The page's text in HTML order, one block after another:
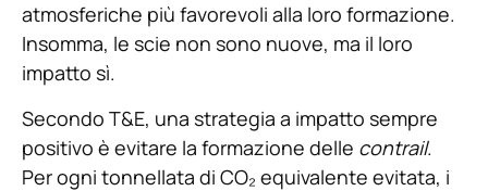
atmosferiche più favorevoli alla loro formazione.
Insomma, le scie non sono nuove, ma il loro
impatto sì.
Secondo T&E, una strategia a impatto sempre
positivo è evitare la formazione delle contrail.
Per ogni tonnellata di CO₂ equivalente evitata, i